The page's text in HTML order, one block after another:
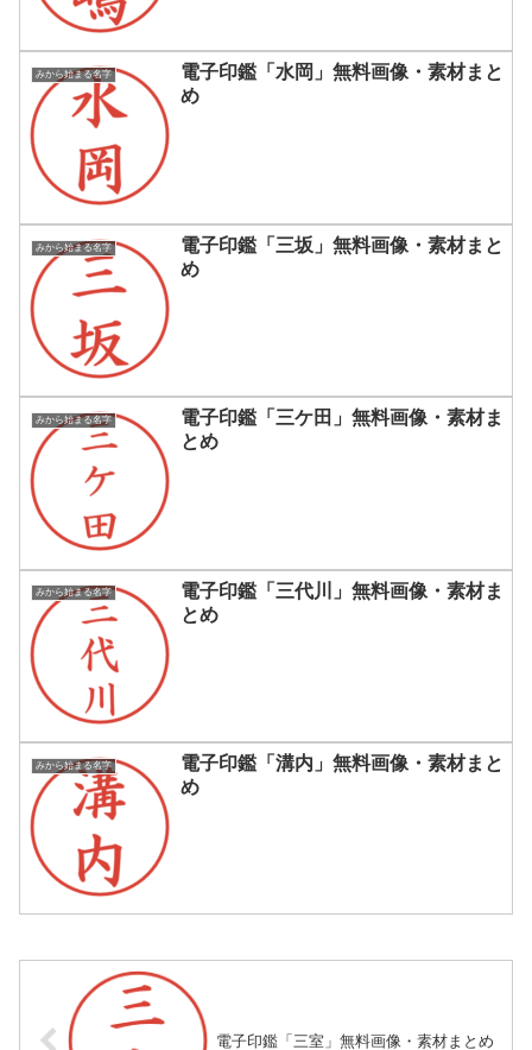
みから始まる名字
電子印鑑「水岡」無料画像・素材まと
め
みから始まる名字
電子印鑑「三坂」無料画像・素材まと
め
みから始まる名字
電子印鑑「三ケ田」無料画像・素材ま
とめ
みから始まる名字
電子印鑑「三代川」無料画像・素材ま
とめ
みから始まる名字
電子印鑑「溝内」無料画像・素材まと
め
電子印鑑「三室」無料画像・素材まとめ